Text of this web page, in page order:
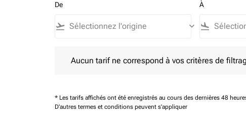
De
flight_takeoff keyboard_arrow_down
À
flight_land
Aucun tarif ne correspond à vos critères de
* Les tarifs affichés ont été enregistrés au cours des dernières 48
D'autres termes et conditions peuvent s'appliquer